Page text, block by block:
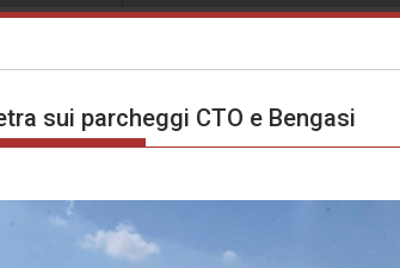
sui parcheggi CTO e Bengasi